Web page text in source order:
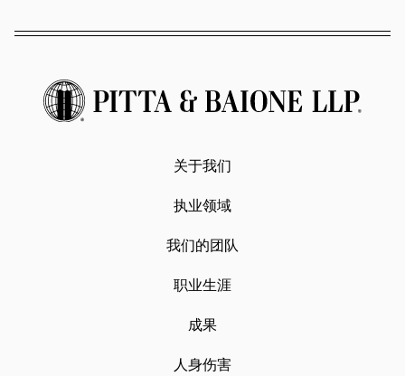
关于我们
执业领域
我们的团队
职业生涯
成果
人身伤害